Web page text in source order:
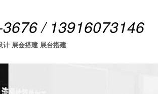
/ 13916073146
计 展会搭建 展台搭建